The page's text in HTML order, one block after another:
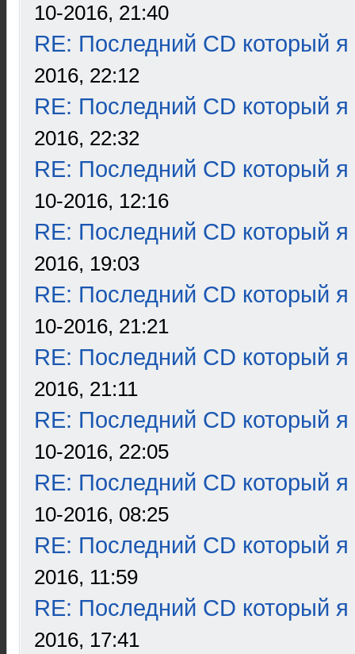
10-2016, 21:40
RE: Последний CD который я
2016, 22:12
RE: Последний CD который я
2016, 22:32
RE: Последний CD который я
10-2016, 12:16
RE: Последний CD который я
2016, 19:03
RE: Последний CD который я
10-2016, 21:21
RE: Последний CD который я
2016, 21:11
RE: Последний CD который я
10-2016, 22:05
RE: Последний CD который я
10-2016, 08:25
RE: Последний CD который я
2016, 11:59
RE: Последний CD который я
2016, 17:41